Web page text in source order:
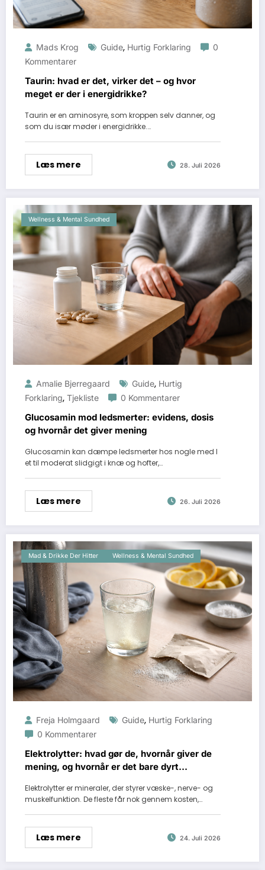
Mads Krog Guide, Hurtig Forklaring
0
Kommentarer
Taurin: hvad er det, virker det – og hvor
meget er der i energidrikke?
Taurin er en aminosyre, som kroppen selv danner, og
som du især møder i energidrikke.…
Læs mere 28. Juli 2026
Wellness & Mental Sundhed
Amalie Bjerregaard Guide, Hurtig
Forklaring, Tjekliste 0 Kommentarer
Glucosamin mod ledsmerter: evidens, dosis
og hvornår det giver mening
Glucosamin kan dæmpe ledsmerter hos nogle med l
et til moderat slidgigt i knæ og hofter,…
Læs mere 26. Juli 2026
Mad & Drikke Der Hitter Wellness & Mental Sundhed
Freja Holmgaard Guide, Hurtig Forklaring
0 Kommentarer
Elektrolytter: hvad gør de, hvornår giver de
mening, og hvornår er det bare dyrt
Elektrolytter er mineraler, der styrer væske-, nerve- og
muskelfunktion. De fleste får nok gennem kosten,…
Læs mere 24. Juli 2026